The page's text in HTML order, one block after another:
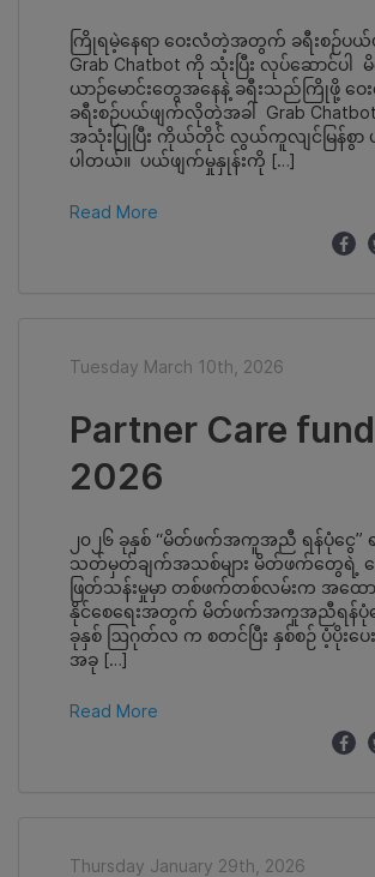
ကြိုရမဲ့နေရာ ဝေးလံတဲ့အတွက် ခရီးစဉ်ပ
Grab Chatbot ကို သုံးပြီး လုပ်ဆောင်ပါ
ယာဉ်မောင်းတွေအနေနဲ့ ခရီးသည်ကြိုဖို့
ခရီးစဉ်ပယ်ဖျက်လိုတဲ့အခါ Grab
အသုံးပြုပြီး ကိုယ်တိုင် လွယ်ကူလျင်မြန်စွာ
ပါတယ်။ ပယ်ဖျက်မှုနှုန်းကို […]
Read More
Tuesday March 10th, 2026
Partner Care fund
2026
၂၀၂၆ ခုနှစ် “မိတ်ဖက်အကူအညီ ရန်ပုံငွေ”
သတ်မှတ်ချက်အသစ်များ မိတ်ဖက်တွေရဲ့ န
ဖြတ်သန်းမှုမှာ တစ်ဖက်တစ်လမ်းက အထေ
နိုင်စေရေးအတွက် မိတ်ဖက်အကူအညီရန်ပုံ
ခုနှစ် ဩဂုတ်လ က စတင်ပြီး နှစ်စဉ် ပံ့ပိုးပေ
အခု […]
Read More
Thursday January 29th, 2026